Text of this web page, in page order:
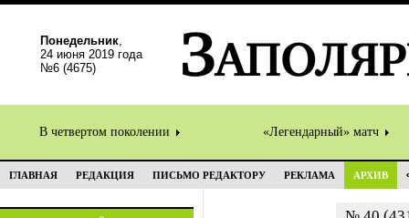
Понедельник,
24 июня 2019 года
№6 (4675)
В четвертом поколении «Легендарный» матч
ГЛАВНАЯ РЕДАКЦИЯ ПИСЬМО РЕДАКТОРУ РЕКЛАМА АРХИВ